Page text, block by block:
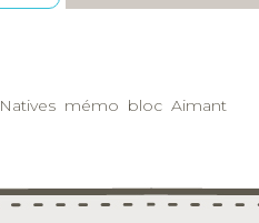
Natives mémo bloc Aimant